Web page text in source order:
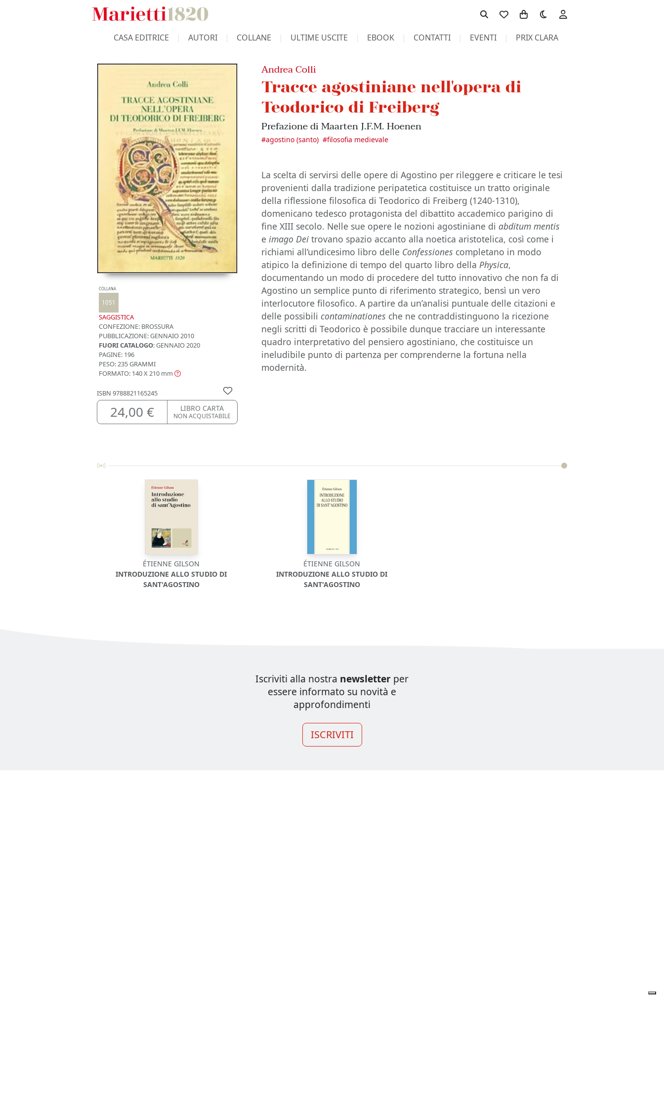
Toggle theme
CASA EDITRICE AUTORI COLLANE ULTIME USCITE EBOOK CONTATTI EVENTI PRIX CLARA
COLLANA
1051
SAGGISTICA
CONFEZIONE: BROSSURA
PUBBLICAZIONE:GENNAIO 2010
FUORI CATALOGO: GENNAIO 2020
PAGINE: 196
PESO: 235 GRAMMI
FORMATO: 140 X 210 mm
ISBN 9788821165245
24,00 € LIBRO CARTA
NON ACQUISTABILE
Andrea Colli
Tracce agostiniane nell'opera di
Teodorico di Freiberg
Prefazione di Maarten J.F.M. Hoenen
#agostino (santo) #filosofia medievale
La scelta di servirsi delle opere di Agostino per rileggere e criticare le tesi
provenienti dalla tradizione peripatetica costituisce un tratto originale
della riflessione filosofica di Teodorico di Freiberg (1240-1310),
domenicano tedesco protagonista del dibattito accademico parigino di
fine XIII secolo. Nelle sue opere le nozioni agostiniane di abditum mentis
eimago Dei trovano spazio accanto alla noetica aristotelica, così come i
richiami all’undicesimo libro delle Confessiones completano in modo
atipico la definizione di tempo del quarto libro dellaPhysica,
documentando un modo di procedere del tutto innovativo che non fa di
Agostino un semplice punto di riferimento strategico, bensì un vero
interlocutore filosofico. A partire da un’analisi puntuale delle citazioni e
delle possibili contaminationes che ne contraddistinguono la ricezione
negli scritti di Teodorico è possibile dunque tracciare un interessante
quadro interpretativo del pensiero agostiniano, che costituisce un
ineludibile punto di partenza per comprenderne la fortuna nella
modernità.
ÉTIENNE GILSON
INTRODUZIONE ALLO STUDIO DI
SANT'AGOSTINO
ÉTIENNE GILSON
INTRODUZIONE ALLO STUDIO DI
SANT'AGOSTINO
Iscriviti alla nostra newsletter per
essere informato su novità e
approfondimenti
ISCRIVITI